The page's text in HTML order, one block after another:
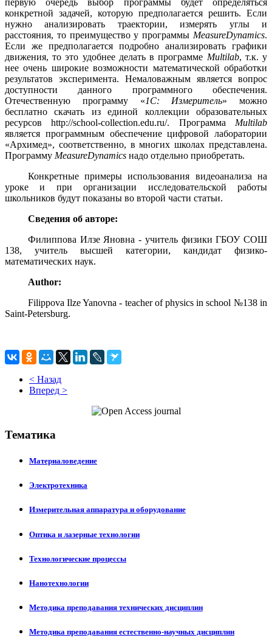
первую очередь выбор программы будет определяться
конкретной задачей, которую предполагается решить. Если
нужно анализировать траектории, измерять углы и
расстояния, то преимущество у программы MeasureDynamics.
Если же предполагается подробно анализировать графики
движения, то это удобнее делать в программе Multilab, т.к. у
нее очень широкие возможности математической обработки
результатов эксперимента. Немаловажным является вопрос
доступности данного программного обеспечения.
Отечественную программу «1С: Измеритель» можно
бесплатно скачать из единой коллекции образовательных
ресурсовhttp://school-collection.edu.ru/. Программа Multilab
является программным обеспечение цифровой лаборатории
«Архимед», соответственно, в многих школах представлена.
Программу MeasureDynamics надо отдельно приобретать.
Конкретные примеры использования видеоанализа на
уроке и при организации исследовательской работы
школьников будут показаны во второй части статьи.
Сведения об авторе:
Филиппова Илзе Яновна - учитель физики ГБОУ СОШ
138, учитель высшей категории, кандидат физико-
математических наук.
Author:
Filippova Ilze Yanovna - teacher of physics in school №138 in
Saint-Petersburg.
< Назад
Вперед >
Тематика
Материаловедение
Электротехника
Измерительная аппаратура и оборудование
Оптика и лазерные технологии
Технологические процессы
Нанотехнологии
Методика преподавания технических дисциплин
Методика преподавания естественно-научных дисциплин